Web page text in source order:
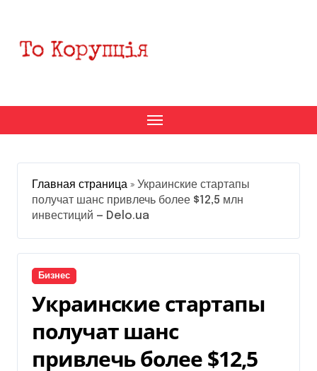
содержанию
Главная страница » Украинские стартапы
получат шанс привлечь более $12,5 млн
инвестиций — Delo.ua
Бизнес
Украинские стартапы
получат шанс
привлечь более $12,5